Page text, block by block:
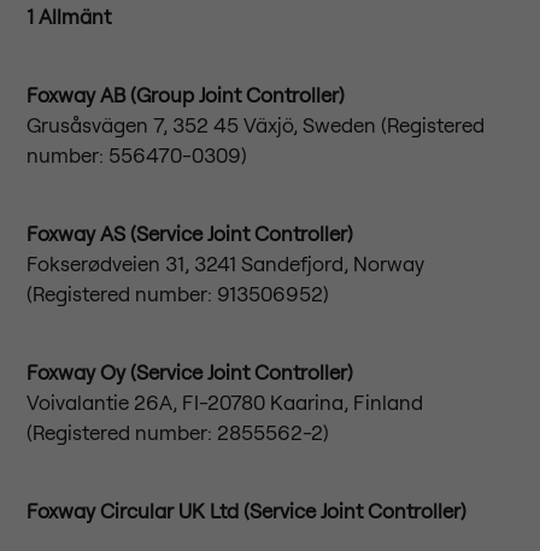
1 Allmänt
Foxway AB (Group Joint Controller)
Grusåsvägen 7, 352 45 Växjö, Sweden (Registered
number: 556470-0309)
Foxway AS (Service Joint Controller)
Fokserødveien 31, 3241 Sandefjord, Norway
(Registered number: 913506952)
Foxway Oy (Service Joint Controller)
Voivalantie 26A, FI-20780 Kaarina, Finland
(Registered number: 2855562-2)
Foxway Circular UK Ltd (Service Joint Controller)